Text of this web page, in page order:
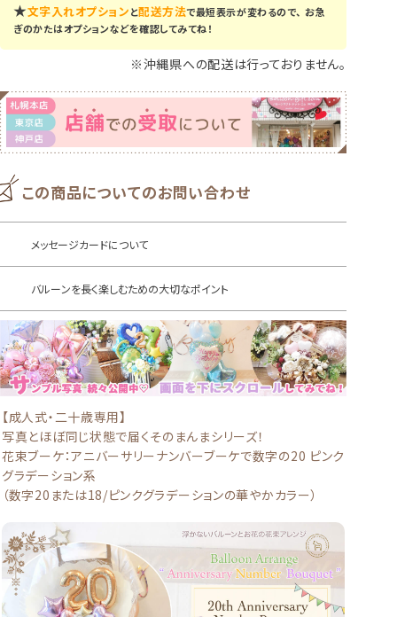
★文字入れオプションと配送方法で最短表示が変わるので、 お急
ぎのかたはオプションなどを確認してみてね！
※沖縄県への配送は行っておりません。
この商品についてのお問い合わせ
メッセージカードについて
バルーンを長く楽しむための大切なポイント
【成人式・二十歳専用】
写真とほぼ同じ状態で届くそのまんまシリーズ！
花束ブーケ：アニバーサリーナンバーブーケで数字の20 ピンク
グラデーション系
（数字20または18/ピンクグラデーションの華やかカラー）